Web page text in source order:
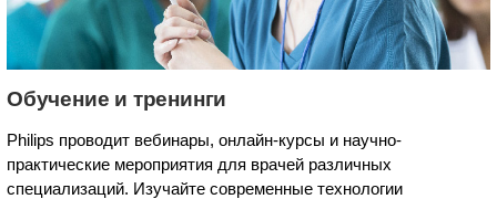
Обучение и тренинги
Philips проводит вебинары, онлайн-курсы и научно-
практические мероприятия для врачей различных
специализаций. Изучайте современные технологии